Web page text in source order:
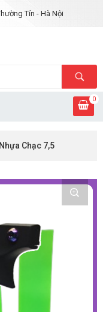
Tín - Hà Nội
0
Chạc 7,5